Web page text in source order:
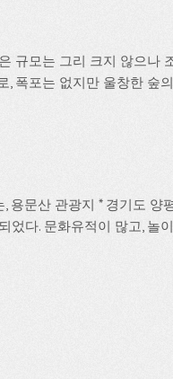
규모는 그리 크지 않으나
, 폭포는 없지만 울창한 숲
용문산 관광지 * 경기도 양
었다. 문화유적이 많고, 놀